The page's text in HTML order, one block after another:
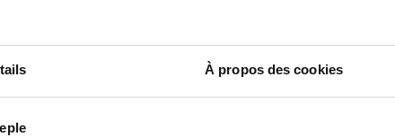
À propos des cookies